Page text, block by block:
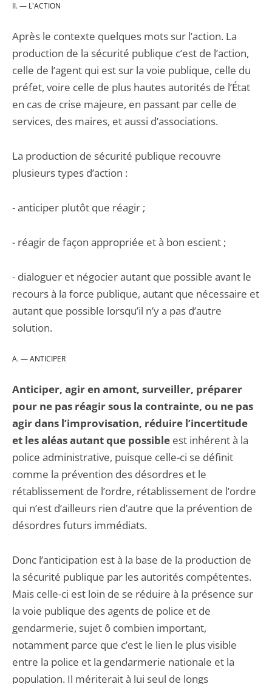
II. — L'ACTION
Après le contexte quelques mots sur l’action. La
production de la sécurité publique c’est de l’action,
celle de l’agent qui est sur la voie publique, celle du
préfet, voire celle de plus hautes autorités de l’État
en cas de crise majeure, en passant par celle de
services, des maires, et aussi d’associations.
La production de sécurité publique recouvre
plusieurs types d’action :
- anticiper plutôt que réagir ;
- réagir de façon appropriée et à bon escient ;
- dialoguer et négocier autant que possible avant le
recours à la force publique, autant que nécessaire et
autant que possible lorsqu’il n’y a pas d’autre
solution.
A. — ANTICIPER
Anticiper, agir en amont, surveiller, préparer
pour ne pas réagir sous la contrainte, ou ne pas
agir dans l’improvisation, réduire l’incertitude
et les aléas autant que possible est inhérent à la
police administrative, puisque celle-ci se définit
comme la prévention des désordres et le
rétablissement de l’ordre, rétablissement de l’ordre
qui n’est d’ailleurs rien d’autre que la prévention de
désordres futurs immédiats.
Donc l’anticipation est à la base de la production de
la sécurité publique par les autorités compétentes.
Mais celle-ci est loin de se réduire à la présence sur
la voie publique des agents de police et de
gendarmerie, sujet ô combien important,
notamment parce que c’est le lien le plus visible
entre la police et la gendarmerie nationale et la
population. Il mériterait à lui seul de longs